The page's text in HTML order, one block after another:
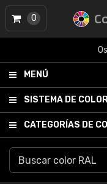
MENÚ
SISTEMA DE
CATEGORÍAS DE
0